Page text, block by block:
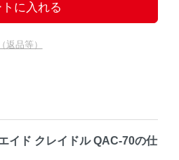
品等）
イド クレイドル QAC-70の仕